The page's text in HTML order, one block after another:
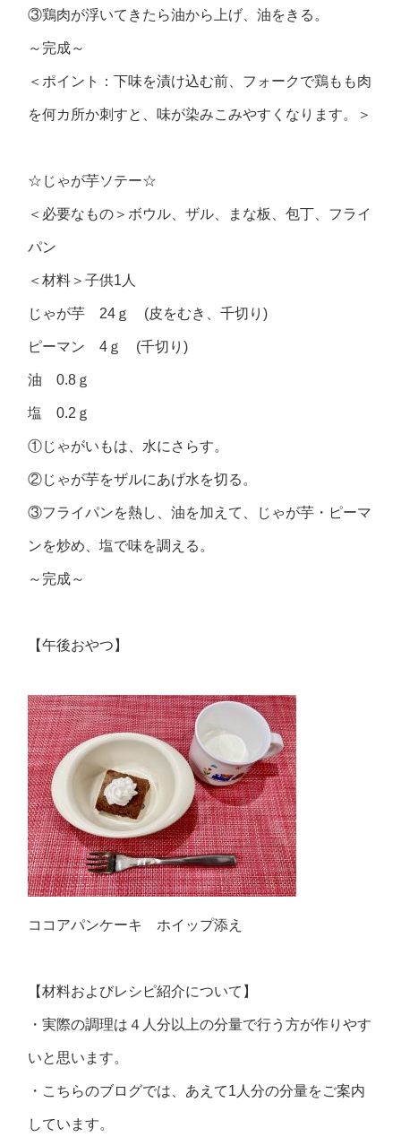
③鶏肉が浮いてきたら油から上げ、油をきる。
～完成～
＜ポイント：下味を漬け込む前、フォークで鶏もも肉
を何カ所か刺すと、味が染みこみやすくなります。＞
☆じゃが芋ソテー☆
＜必要なもの＞ボウル、ザル、まな板、包丁、フライ
パン
＜材料＞子供1人
じゃが芋 24ｇ (皮をむき、千切り)
ピーマン 4ｇ (千切り)
油 0.8ｇ
塩 0.2ｇ
①じゃがいもは、水にさらす。
②じゃが芋をザルにあげ水を切る。
③フライパンを熱し、油を加えて、じゃが芋・ピーマ
ンを炒め、塩で味を調える。
～完成～
【午後おやつ】
ココアパンケーキ ホイップ添え
【材料およびレシピ紹介について】
・実際の調理は４人分以上の分量で行う方が作りやす
いと思います。
・こちらのブログでは、あえて1人分の分量をご案内
しています。